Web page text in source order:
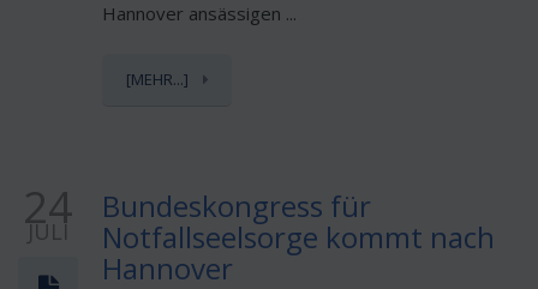
Hannover ansässigen ...
[MEHR...]
24
JULI
Bundeskongress für
Notfallseelsorge kommt nach
Hannover